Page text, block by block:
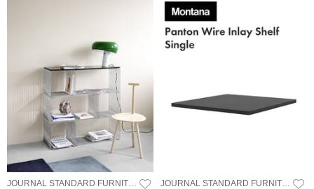
JOURNAL STANDARD FURNITURE
JOURNAL STANDARD FURNITURE